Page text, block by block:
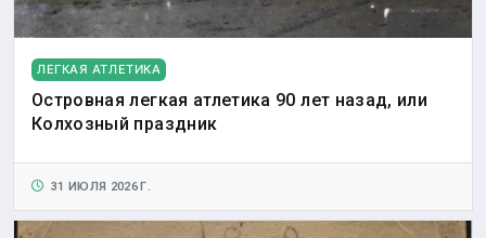
ЛЕГКАЯ АТЛЕТИКА
Островная легкая атлетика 90 лет назад, или
Колхозный праздник
31 ИЮЛЯ 2026 Г.